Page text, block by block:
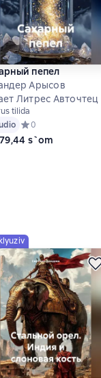
пепел
Арысов
Литрес Авточтец
tilida
Средний рейтинг
0
s`om